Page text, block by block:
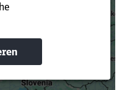
du Suchbegriffe